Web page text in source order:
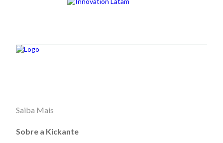
Saiba Mais
Sobre a Kickante